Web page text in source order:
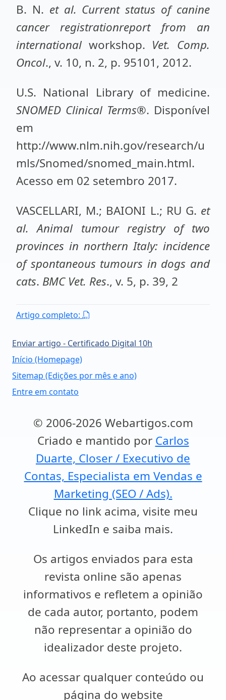
B. N. et al. Current status of canine
cancer registrationreport from an
international workshop. Vet. Comp.
Oncol., v. 10, n. 2, p. 95101, 2012.
U.S. National Library of medicine.
SNOMED Clinical Terms®. Disponível
em
http://www.nlm.nih.gov/research/u
mls/Snomed/snomed_main.html.
Acesso em 02 setembro 2017.
VASCELLARI, M.; BAIONI L.; RU G. et
al.Animal tumour registry of two
provinces in northern Italy: incidence
of spontaneous tumours in dogs and
cats. BMC Vet. Res., v. 5, p. 39, 2
Artigo completo:
Enviar artigo - Certificado Digital 10h
Início (Homepage)
Sitemap (Edições por mês e ano)
Entre em contato
© 2006-2026 Webartigos.com
Criado e mantido por Carlos
Duarte, Closer / Executivo de
Contas, Especialista em Vendas e
Marketing (SEO / Ads).
Clique no link acima, visite meu
LinkedIn e saiba mais.
Os artigos enviados para esta
revista online são apenas
informativos e refletem a opinião
de cada autor, portanto, podem
não representar a opinião do
idealizador deste projeto.
Ao acessar qualquer conteúdo ou
página do website